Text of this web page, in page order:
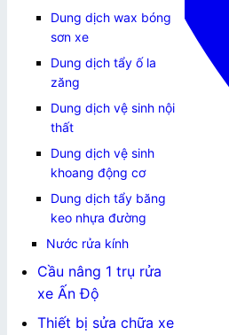
Dung dịch wax bóng
sơn xe
Dung dịch tẩy ố la
zăng
Dung dịch vệ sinh nội
thất
Dung dịch vệ sinh
khoang động cơ
Dung dịch tẩy băng
keo nhựa đường
Nước rửa kính
Cầu nâng 1 trụ rửa
xe Ấn Độ
Thiết bị sửa chữa xe